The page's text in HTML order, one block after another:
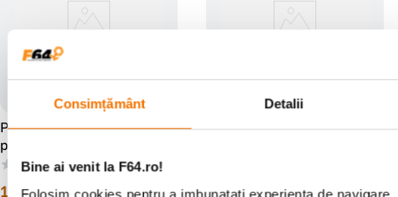
Consimțământ Detalii
Bine ai venit la F64.ro!
Profoto Clic Softbox Octa
pentru Blituri Seria A
(0)
1 73900 lei
Profoto Speed Ring pentru
419 lei